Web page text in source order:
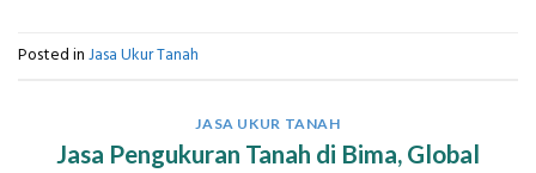
Posted in Jasa Ukur Tanah
JASA UKUR TANAH
Jasa Pengukuran Tanah di Bima, Global